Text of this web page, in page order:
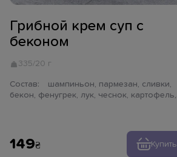
Грибной крем суп с
беконом
335/20 г
Состав:
бекон, фенугрек, лук, чеснок, картофель,
149 Купить